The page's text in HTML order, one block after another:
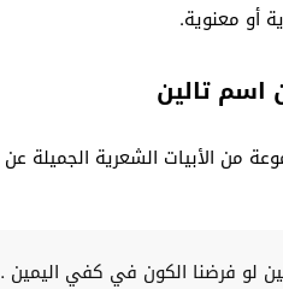
أو معنوية.
تالين
من الأبيات الشعرية الجميلة
لو فرضنا الكون في كفي